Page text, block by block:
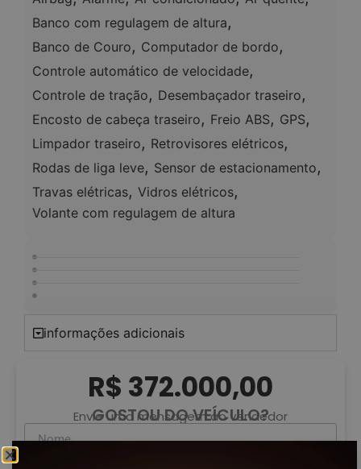
Banco com regulagem de altura,
Banco de Couro, Computador de bordo,
Controle automático de velocidade,
Controle de tração, Desembaçador traseiro,
Encosto de cabeça traseiro, Freio ABS, GPS,
Limpador traseiro, Retrovisores elétricos,
Rodas de liga leve, Sensor de estacionamento,
Travas elétricas, Vidros elétricos,
Volante com regulagem de altura
informações adicionais
R$ 372.000,00
GOSTOU DO VEÍCULO?
Envie uma mensagem ao vendedor